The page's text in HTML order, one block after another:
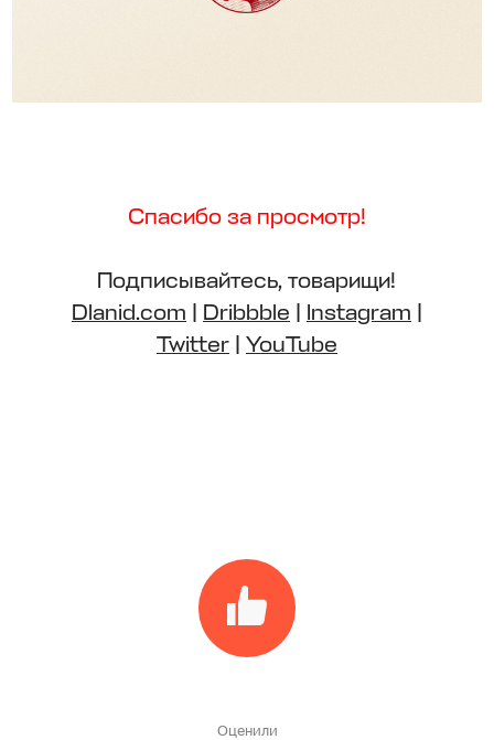
Спасибо за просмотр!
Подписывайтесь, товарищи!
Dlanid.com | Dribbble | Instagram |
Twitter| YouTube
Оценили